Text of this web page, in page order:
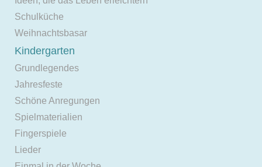
Schulküche
Weihnachtsbasar
Kindergarten
Grundlegendes
Jahresfeste
Schöne Anregungen
Spielmaterialien
Fingerspiele
Lieder